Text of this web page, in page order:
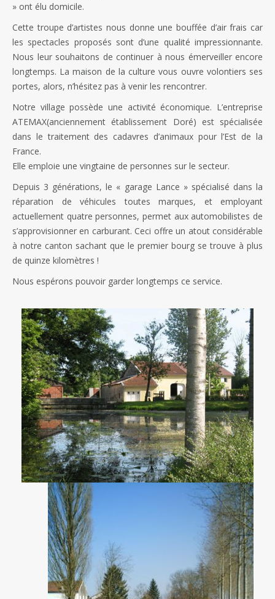
» ont élu domicile.
Cette troupe d’artistes nous donne une bouffée d’air frais car
les spectacles proposés sont d’une qualité impressionnante.
Nous leur souhaitons de continuer à nous émerveiller encore
longtemps. La maison de la culture vous ouvre volontiers ses
portes, alors, n’hésitez pas à venir les rencontrer.
Notre village possède une activité économique. L’entreprise
ATEMAX(anciennement établissement Doré) est spécialisée
dans le traitement des cadavres d’animaux pour l’Est de la
France.
Elle emploie une vingtaine de personnes sur le secteur.
Depuis 3 générations, le « garage Lance » spécialisé dans la
réparation de véhicules toutes marques, et employant
actuellement quatre personnes, permet aux automobilistes de
s’approvisionner en carburant. Ceci offre un atout considérable
à notre canton sachant que le premier bourg se trouve à plus
de quinze kilomètres !
Nous espérons pouvoir garder longtemps ce service.